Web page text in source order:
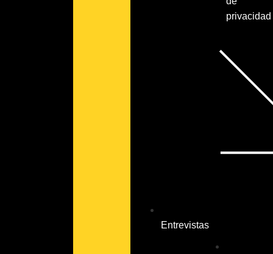
Entrevistas
privacidad